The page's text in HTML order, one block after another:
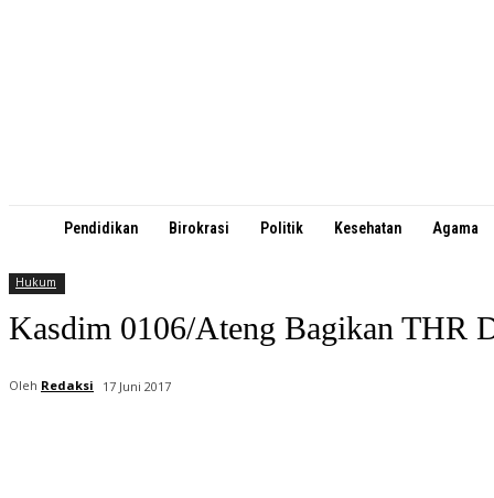
Pendidikan Birokrasi Politik Kesehatan Agama
Hukum
Kasdim 0106/Ateng Bagikan THR
Oleh Redaksi 17 Juni 2017